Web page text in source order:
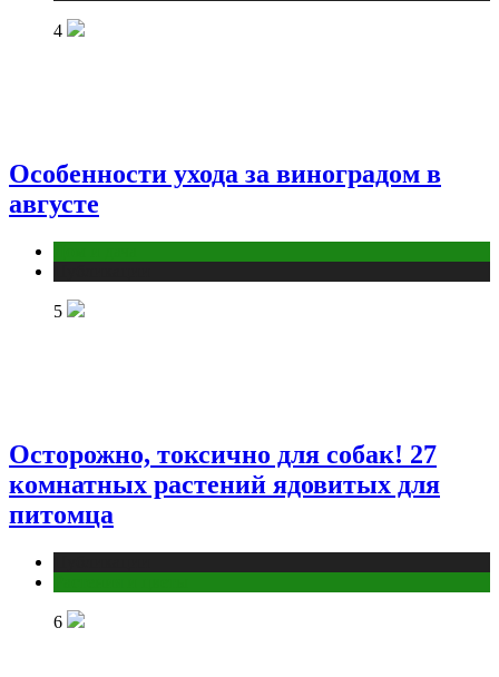
4
Особенности ухода за виноградом в
августе
5
Осторожно, токсично для собак! 27
комнатных растений ядовитых для
питомца
6